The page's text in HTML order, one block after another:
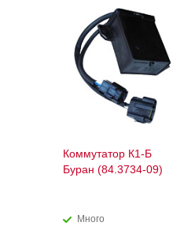
Коммутатор К1-Б
Буран (84.3734-09)
Много